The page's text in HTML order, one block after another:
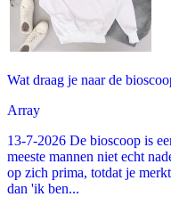
Wat draag je naar de
Array
13-7-2026 De bioscoop is
meeste mannen niet echt
op zich prima, totdat je
dan 'ik ben...